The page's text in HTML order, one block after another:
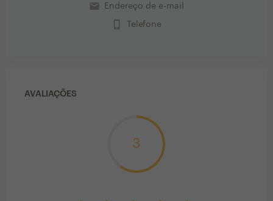
email Endereço de e-mail
phone_iphone Telefone
AVALIAÇÕES
3